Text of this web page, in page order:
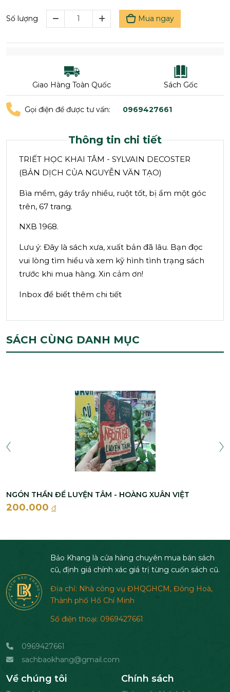
Số lượng Mua ngay
Giao Hàng Toàn Quốc Sách Gốc
Gọi điện để được tư vấn: 0969427661
Thông tin chi tiết
TRIẾT HỌC KHAI TÂM - SYLVAIN DECOSTER
(BẢN DỊCH CỦA NGUYỄN VĂN TẠO)
Bìa mềm, gáy trầy nhiều, ruột tốt, bị ẩm một góc
trên, 67 trang.
NXB 1968.
Lưu ý: Đây là sách xưa, xuất bản đã lâu. Bạn đọc
vui lòng tìm hiểu và xem kỹ hình tình trạng sách
trước khi mua hàng. Xin cảm ơn!
Inbox để biết thêm chi tiết
SÁCH CÙNG DANH MỤC
NGÓN THẦN ĐỂ LUYỆN TÂM - HOÀNG XUÂN VIỆT
200.000 đ
Bảo Khang là cửa hàng chuyên mua bán sách
cũ, định giá chính xác giá trị từng cuốn sách cũ.
Địa chỉ: Nhà công vụ ĐHQGHCM, Đông Hoà,
Thành phố Hồ Chí Minh
Số điện thoại: 0969427661
0969427661
sachbaokhang@gmail.com
Về chúng tôi Chính sách